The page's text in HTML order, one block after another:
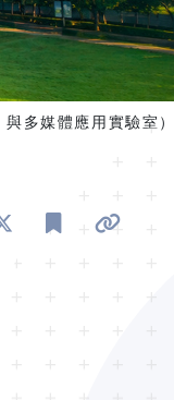
多媒體應用實驗室）